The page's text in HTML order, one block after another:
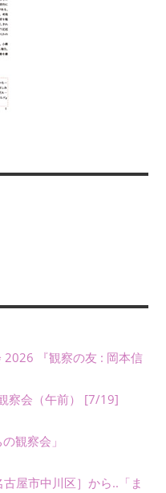
2026 『観察の友 : 岡本信
察会（午前） [7/19]
観察会」
屋市中川区］から..「ま